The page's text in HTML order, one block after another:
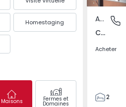
Homestaging
Maisons Fermes et
Domaines
Covilhã
Appartement
Covilhã e Canhoso, Castelo Branco
Acheter
2